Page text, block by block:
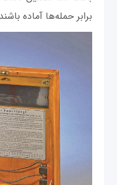
برابر حمله‌ها آماده